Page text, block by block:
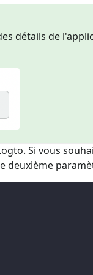
détails de
Si vous
deuxième